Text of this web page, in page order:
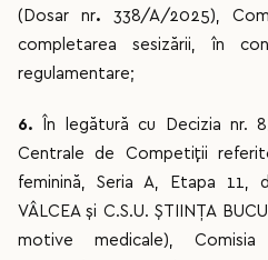
(Dosar nr. 338/A/2025),
completarea sesizării, în
regulamentare;
6.
În legătură cu Decizia nr.
Centrale de Competiții
feminină, Seria A, Etapa 11,
VÂLCEA și C.S.U. ȘTIINȚA
motive medicale),